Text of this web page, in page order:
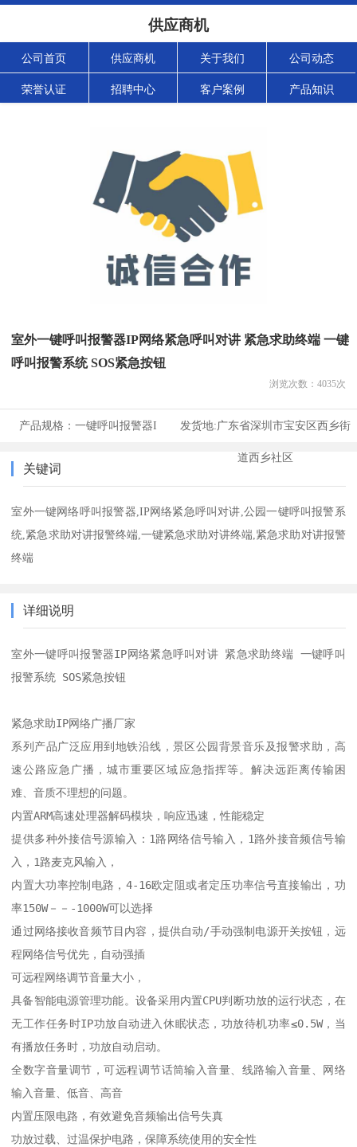
供应商机
公司首页 供应商机 关于我们 公司动态
荣誉认证 招聘中心 客户案例 产品知识
室外一键呼叫报警器IP网络紧急呼叫对讲 紧急求助终端 一键
呼叫报警系统 SOS紧急按钮
浏览次数： 4035次
产品规格：一键呼叫报警器I 发货地:广东省深圳市宝安区西乡街
道西乡社区
关键词
室外一键网络呼叫报警器,IP网络紧急呼叫对讲,公园一键呼叫报警系
统,紧急求助对讲报警终端,一键紧急求助对讲终端,紧急求助对讲报警
终端
详细说明
室外一键呼叫报警器IP网络紧急呼叫对讲 紧急求助终端 一键呼叫
报警系统 SOS紧急按钮
紧急求助IP网络广播厂家
系列产品广泛应用到地铁沿线，景区公园背景音乐及报警求助，高
速公路应急广播，城市重要区域应急指挥等。解决远距离传输困
难、音质不理想的问题。
内置ARM高速处理器解码模块，响应迅速，性能稳定
提供多种外接信号源输入：1路网络信号输入，1路外接音频信号输
入，1路麦克风输入，
内置大功率控制电路，4-16欧定阻或者定压功率信号直接输出，功
率150W－－-1000W可以选择
通过网络接收音频节目内容，提供自动/手动强制电源开关按钮，远
程网络信号优先，自动强插
可远程网络调节音量大小，
具备智能电源管理功能。设备采用内置CPU判断功放的运行状态，在
无工作任务时IP功放自动进入休眠状态，功放待机功率≤0.5W，当
有播放任务时，功放自动启动。
全数字音量调节，可远程调节话筒输入音量、线路输入音量、网络
输入音量、低音、高音
内置压限电路，有效避免音频输出信号失真
功放过载、过温保护电路，保障系统使用的安全性